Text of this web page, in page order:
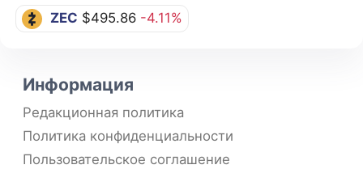
ZEC $495.86 -4.11%
Информация
Редакционная политика
Политика конфиденциальности
Пользовательское соглашение